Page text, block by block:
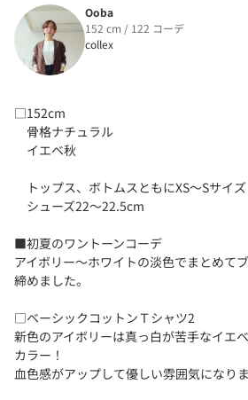
Ooba
152 cm / 122 コーデ
collex
□152cm
骨格ナチュラル
イエベ秋
トップス、ボトムスともにXS〜Sサイズ
シューズ22〜22.5cm
■初夏のワントーンコーデ
アイボリー〜ホワイトの淡色でまとめて
締めました。
□ベーシックコットンＴシャツ2
新色のアイボリーは真っ白が苦手なイエ
カラー！
血色感がアップして優しい雰囲気になりま